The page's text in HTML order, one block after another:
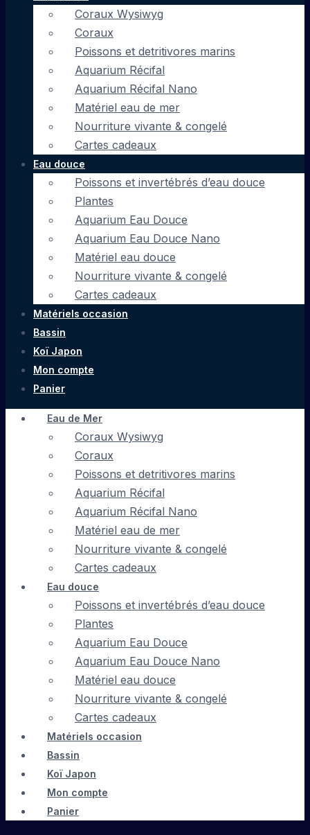
Coraux Wysiwyg
Coraux
Poissons et detritivores marins
Aquarium Récifal
Aquarium Récifal Nano
Matériel eau de mer
Nourriture vivante & congelé
Cartes cadeaux
Eau douce
Poissons et invertébrés d’eau douce
Plantes
Aquarium Eau Douce
Aquarium Eau Douce Nano
Matériel eau douce
Nourriture vivante & congelé
Cartes cadeaux
Matériels occasion
Bassin
Koï Japon
Mon compte
Panier
Eau de Mer
Coraux Wysiwyg
Coraux
Poissons et detritivores marins
Aquarium Récifal
Aquarium Récifal Nano
Matériel eau de mer
Nourriture vivante & congelé
Cartes cadeaux
Eau douce
Poissons et invertébrés d’eau douce
Plantes
Aquarium Eau Douce
Aquarium Eau Douce Nano
Matériel eau douce
Nourriture vivante & congelé
Cartes cadeaux
Matériels occasion
Bassin
Koï Japon
Mon compte
Panier